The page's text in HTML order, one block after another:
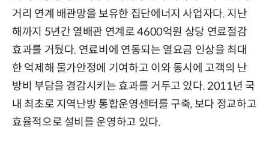
거리 연계 배관망을 보유한 집단에너지 사업자다. 지난
해까지 5년간 열배관 연계로 4600억원 상당 연료절감
효과를 거뒀다. 연료비에 연동되는 열요금 인상을 최대
한 억제해 물가안정에 기여하고 이와 동시에 고객의 난
방비 부담을 경감시키는 효과를 거두고 있다. 2011년 국
내 최초로 지역난방 통합운영센터를 구축, 보다 정교하고
효율적으로 설비를 운영하고 있다.